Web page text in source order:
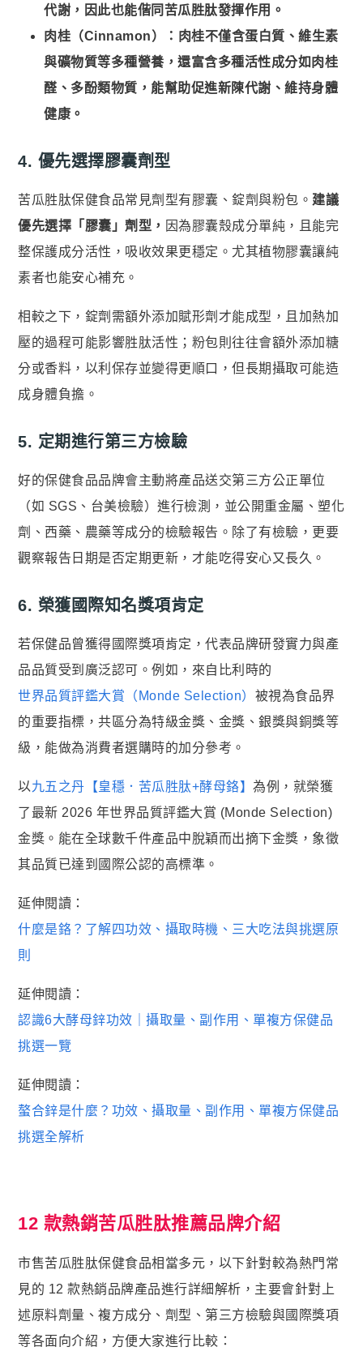
代謝，因此也能偕同苦瓜胜肽發揮作用。
肉桂（Cinnamon）：肉桂不僅含蛋白質、維生素
與礦物質等多種營養，還富含多種活性成分如肉桂
醛、多酚類物質，能幫助促進新陳代謝、維持身體
健康。
4. 優先選擇膠囊劑型
苦瓜胜肽保健食品常見劑型有膠囊、錠劑與粉包。 建議
優先選擇「膠囊」劑型， 因為膠囊殼成分單純，且能完
整保護成分活性，吸收效果更穩定。尤其植物膠囊讓純
素者也能安心補充。
相較之下，錠劑需額外添加賦形劑才能成型，且加熱加
壓的過程可能影響胜肽活性；粉包則往往會額外添加糖
分或香料，以利保存並變得更順口，但長期攝取可能造
成身體負擔。
5. 定期進行第三方檢驗
好的保健食品品牌會主動將產品送交第三方公正單位
（如 SGS、台美檢驗）進行檢測，並公開重金屬、塑化
劑、西藥、農藥等成分的檢驗報告。除了有檢驗，更要
觀察報告日期是否定期更新，才能吃得安心又長久。
6. 榮獲國際知名獎項肯定
若保健品曾獲得國際獎項肯定，代表品牌研發實力與產
品品質受到廣泛認可。例如，來自比利時的
世界品質評鑑大賞（Monde Selection） 被視為食品界
的重要指標，共區分為特級金獎、金獎、銀獎與銅獎等
級，能做為消費者選購時的加分參考。
以九五之丹【皇穩．苦瓜胜肽+酵母鉻】 為例，就榮獲
了最新 2026 年世界品質評鑑大賞 (Monde Selection)
金獎。能在全球數千件產品中脫穎而出摘下金獎，象徵
其品質已達到國際公認的高標準。
延伸閱讀：
什麼是鉻？了解四功效、攝取時機、三大吃法與挑選原
則
延伸閱讀：
認識6大酵母鋅功效｜攝取量、副作用、單複方保健品
挑選一覽
延伸閱讀：
螯合鋅是什麼？功效、攝取量、副作用、單複方保健品
挑選全解析
12 款熱銷苦瓜胜肽推薦品牌介紹
市售苦瓜胜肽保健食品相當多元，以下針對較為熱門常
見的 12 款熱銷品牌產品進行詳細解析，主要會針對上
述原料劑量、複方成分、劑型、第三方檢驗與國際獎項
等各面向介紹，方便大家進行比較：